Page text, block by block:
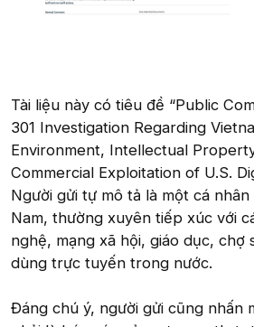
Tài liệu này có tiêu đề “Public
301 Investigation Regarding
Environment, Intellectual
Commercial Exploitation of U.S.
Người gửi tự mô tả là một cá
Nam, thường xuyên tiếp xúc với
nghệ, mạng xã hội, giáo dục, chợ
dùng trực tuyến trong nước.
Đáng chú ý, người gửi cũng nhấn